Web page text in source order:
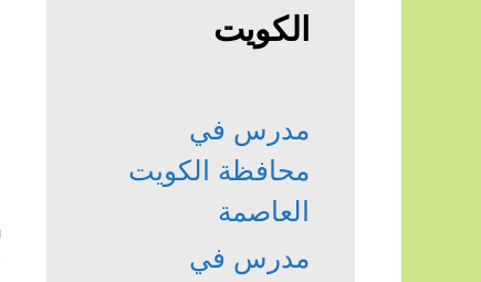
الكويت
مدرس في
محافظة الكويت
العاصمة
مدرس في